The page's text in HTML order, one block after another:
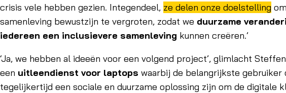
crisis vele hebben gezien. Integendeel, ze delen onze doelstelling
samenleving bewustzijn te vergroten, zodat we duurzame
iedereen een inclusievere samenleving kunnen creëren.’
‘Ja, we hebben al ideeën voor een volgend project’, glimlacht
een uitleendienst voor laptops waarbij de belangrijkste
tegelijkertijd een sociale en duurzame oplossing zijn om de digitale